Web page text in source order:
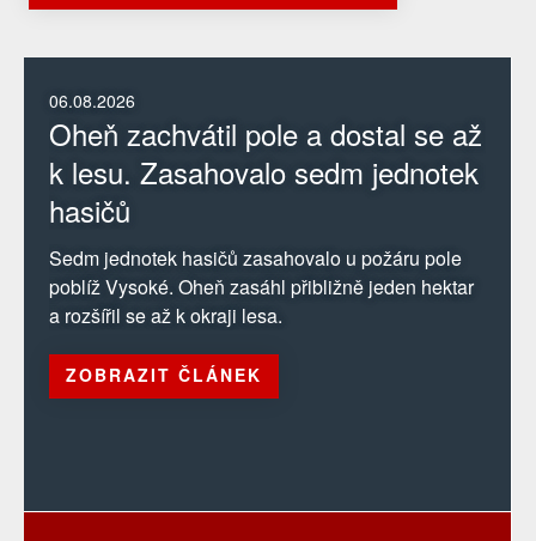
06.08.2026
Oheň zachvátil pole a dostal se až
k lesu. Zasahovalo sedm jednotek
hasičů
Sedm jednotek hasičů zasahovalo u požáru pole
poblíž Vysoké. Oheň zasáhl přibližně jeden hektar
a rozšířil se až k okraji lesa.
ZOBRAZIT ČLÁNEK